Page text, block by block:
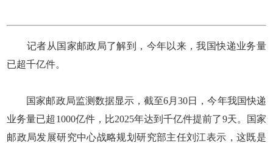
记者从国家邮政局了解到，今年以来，我国快递业务量
已超千亿件。
国家邮政局监测数据显示，截至6月30日，今年我国快递
业务量已超1000亿件，比2025年达到千亿件提前了9天。国家
邮政局发展研究中心战略规划研究部主任刘江表示，这既是